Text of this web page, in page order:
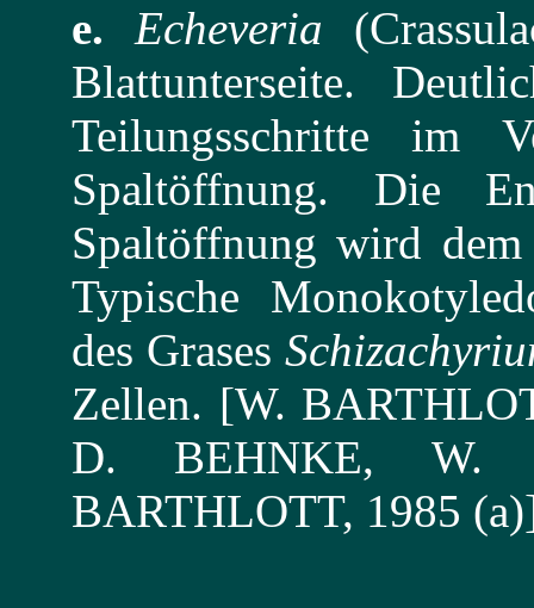
e. Echeveria
Blattunterseite.
Teilungsschritte im
Spaltöffnung. Die
Spaltöffnung wird
Typische
des Grases
Zellen. [W.
D. BEHNKE, W.
BARTHLOTT, 1985